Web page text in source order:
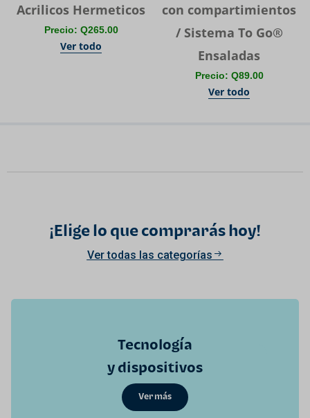
Acrilicos Hermeticos
Precio: Q265.00
Ver todo
con compartimientos
/ Sistema To Go®
Ensaladas
Precio: Q89.00
Ver todo
¡Elige lo que comprarás hoy!
Ver todas las categorías
Tecnología
y dispositivos
Ver más